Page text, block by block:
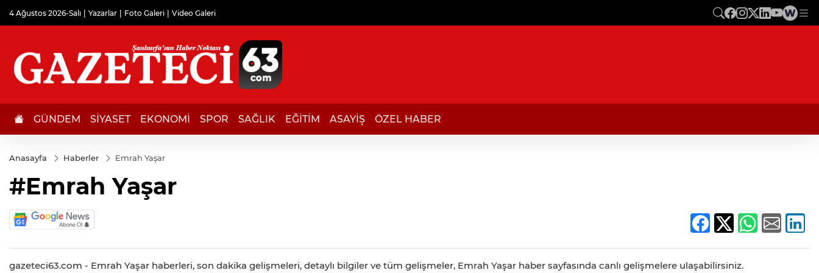
4 Ağustos 2026-Salı Yazarlar Foto Galeri Video Galeri
GÜNDEM SİYASET EKONOMİ SPOR SAĞLIK EĞİTİM ASAYİŞ ÖZEL HABER
Anasayfa Haberler Emrah Yaşar
#Emrah Yaşar
gazeteci63.com - Emrah Yaşar haberleri, son dakika gelişmeleri, detaylı bilgiler ve tüm gelişmeler, Emrah Yaşar haber sayfasında canlı gelişmelere ulaşabilirsiniz.